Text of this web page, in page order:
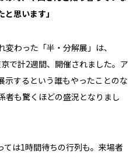
思います」
変わった「半・分解展」は、
で計2週間、開催されました。ア
示するという誰もやったことのな
者も驚くほどの盛況となりまし
は1時間待ちの行列も。来場者